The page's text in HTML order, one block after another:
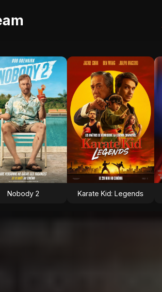
Nobody 2 Karate Kid: Legends